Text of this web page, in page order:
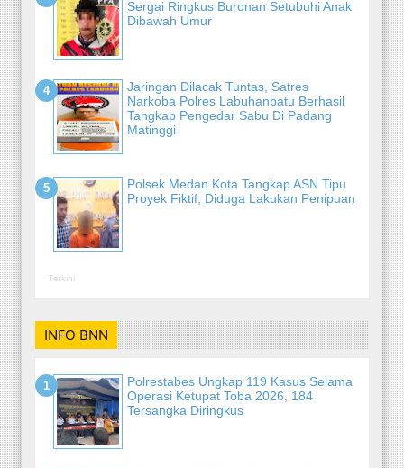
Sergai Ringkus Buronan Setubuhi Anak
Dibawah Umur
Jaringan Dilacak Tuntas, Satres
Narkoba Polres Labuhanbatu Berhasil
Tangkap Pengedar Sabu Di Padang
Matinggi
Polsek Medan Kota Tangkap ASN Tipu
Proyek Fiktif, Diduga Lakukan Penipuan
Terkini
INFO BNN
Polrestabes Ungkap 119 Kasus Selama
Operasi Ketupat Toba 2026, 184
Tersangka Diringkus